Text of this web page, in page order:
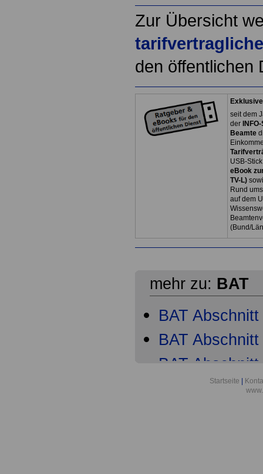
Zur Übersicht
den öffentlichen
seit dem
der
Beamte
USB-
eBook
TV-L)
Rund
auf dem
(Bund/
mehr zu: BAT
BAT Abschnitt
BAT
BAT
BAT
Startseite